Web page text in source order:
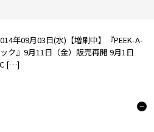
年09月03日(水)【増刷中】『PEEK-A-
ク』9月11日（金）販売再開 9月1日
[…]